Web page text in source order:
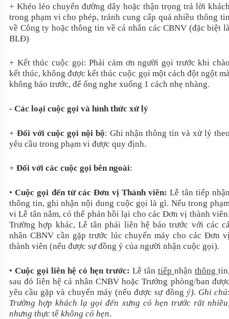
+ Khéo léo chuyển đường dây hoặc thận trọng trả lời
trong phạm vi cho phép, tránh cung cấp quá nhiều thông
về Công ty hoặc thông tin về cá nhân các CBNV (đặc biệt
BLĐ)
+ Kết thúc cuộc gọi: Phải cảm ơn người gọi trước khi
kết thúc, không được kết thúc cuộc gọi một cách đột ngột
không báo trước, để ống nghe xuống 1 cách nhẹ nhàng.
- Các loại cuộc gọi và hình thức xử lý
+ Đối với cuộc gọi nội bộ: Ghi nhận thông tin và xử lý
yêu cầu trong phạm vi được quy định.
+ Đối với các cuộc gọi bên ngoài:
•Cuộc gọi đến từ các Đơn vị Thành viên:Lễ tân tiếp
thông tin, ghi nhận nội dung cuộc gọi là gì. Nếu trong
vi Lễ tân nắm, có thể phản hồi lại cho các Đơn vị thành
Trường hợp khác, Lễ tân phải liên hệ báo trước với các
nhân CBNV cần gặp trước lúc chuyển máy cho các Đơn
thành viên (nếu được sự đồng ý của người nhận cuộc gọi).
• Cuộc gọi liên hệ có hẹn trước: Lễ tân tiếp nhận thông
sau đó liên hệ cá nhân CNBV hoặc Trưởng phòng/ban
yêu cầu gặp và chuyển máy (nếu được sự đồng ý). Ghi chú
Trường hợp khách lạ gọi đến xưng có hẹn trước rất
nhưng thực tế không có hẹn.